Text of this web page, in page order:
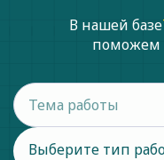
В нашей базе
поможем
Выберите тип